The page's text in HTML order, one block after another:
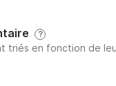
?
triés en fonction de